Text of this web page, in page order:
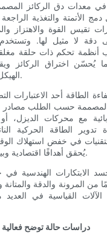
معدات دق الركائز
الأتمتة والتغذية
تقيس القوة والاهتزاز
لا مثيل لها.
تحكم ذات حلقة مغلقة
مما يُحسّن اختراق الركائز
الهيكل والتربة المحيطة.
الطاقة أحد الاعتبارات
المصممة حسب الطلب مصادر
مع محركات الديزل،
تدوير الطاقة الحركية
في خفض استهلاك
يُحقق أهدافًا اقتصادية وبيئية على حد سواء.
الابتكارات الهندسية في
من المرونة والدقة
الآلات القياسية في العديد
دراسات حالة توضح